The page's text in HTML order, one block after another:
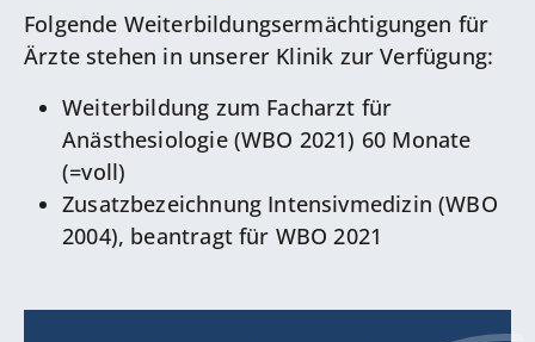
Folgende Weiterbildungsermächtigungen für
Ärzte stehen in unserer Klinik zur Verfügung:
Weiterbildung zum Facharzt für
Anästhesiologie (WBO 2021) 60 Monate
(=voll)
Zusatzbezeichnung Intensivmedizin (WBO
2004), beantragt für WBO 2021